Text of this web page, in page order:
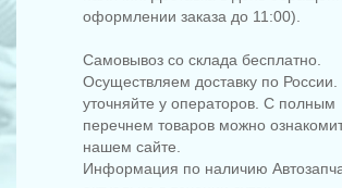
оформлении заказа до 11:00).
Самовывоз со склада бесплатно.
Осуществляем доставку по
уточняйте у операторов. С полным
перечнем товаров можно
нашем сайте.
Информация по наличию